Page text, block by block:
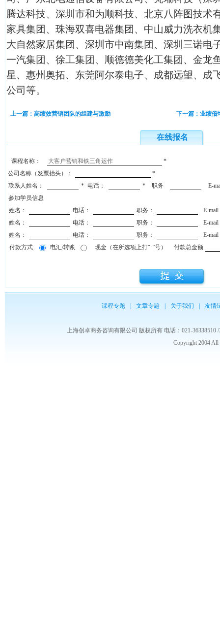
腾达科技、深圳市和为顺科技、北京八阵图技术
家具集团、珠海双喜电器集团、中山威力洗衣机
大自然家居集团、深圳市中南集团、深圳三诺电
一汽集团、徐工集团、顺德德美化工集团、金龙
星、惠州奥拓、东莞阿尔泰电子、成都远望、成
公司等。
上一篇：高绩效营销团队的组建与激励 下一篇：业绩倍
在线报名
课程名称：
*
公司名称（发票抬头）：
*
联系人姓名：
* 电话： * 职务
E-
参加学员信息
姓名：
电话： 职务：
E-mail
姓名：
电话： 职务：
E-mail
姓名：
电话： 职务：
E-mail
付款方式
电汇/转账 现金（在所选项上打“·”号） 付款总金额
课程专题 文章专题 关于我们 友情
上海创卓商务咨询有限公司 版权所有 电话：021-36338510 /
Copyright 2004 All